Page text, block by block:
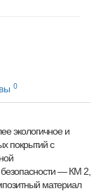
0
экологичное и
покрытий с
— КМ 2,
материал